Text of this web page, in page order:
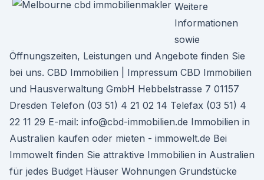
Weitere
Informationen
sowie
Öffnungszeiten, Leistungen und Angebote finden Sie
bei uns. CBD Immobilien | Impressum CBD Immobilien
und Hausverwaltung GmbH Hebbelstrasse 7 01157
Dresden Telefon (03 51) 4 21 02 14 Telefax (03 51) 4
22 11 29 E-mail: info@cbd-immobilien.de Immobilien in
Australien kaufen oder mieten - immowelt.de Bei
Immowelt finden Sie attraktive Immobilien in Australien
für jedes Budget Häuser Wohnungen Grundstücke